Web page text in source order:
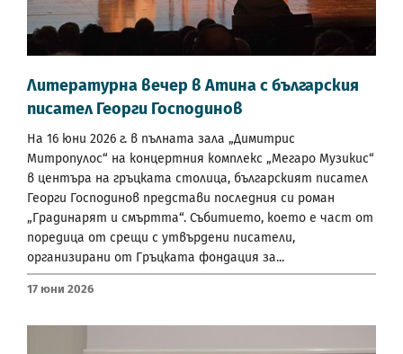
Литературна вечер в Атина с българския
писател Георги Господинов
На 16 юни 2026 г. в пълната зала „Димитрис
Митропулос“ на концертния комплекс „Мегаро Музикис“
в центъра на гръцката столица, българският писател
Георги Господинов представи последния си роман
„Градинарят и смъртта“. Събитието, което е част от
поредица от срещи с утвърдени писатели,
организирани от Гръцката фондация за...
17 Юни 2026